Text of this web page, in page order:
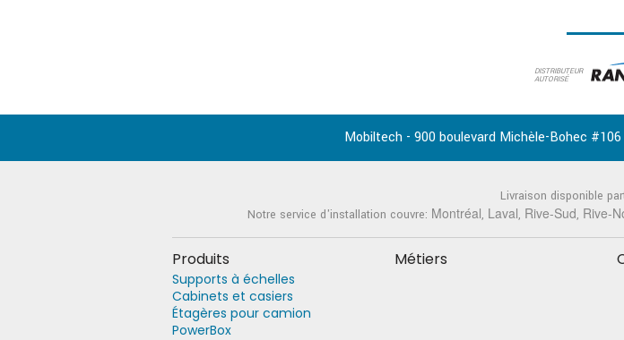
DISTRIBUTEUR
AUTORISÉ
Mobiltech - 900 boulevard Michèle-Bohec #106
Livraison disponible
Notre service d'installation couvre: Montréal, Laval, Rive-Sud, Rive-
Produits
Supports à échelles
Cabinets et casiers
Étagères pour camion
PowerBox
Métiers